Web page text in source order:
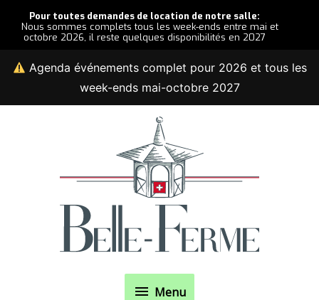
Agenda événements complet pour 2026 et tous les
week-ends mai-octobre 2027
Menu
Menu
Pour toutes demandes de location de notre salle:
Nous sommes complets tous les week-ends entre mai et
octobre 2026, il reste quelques disponibilités en 2027